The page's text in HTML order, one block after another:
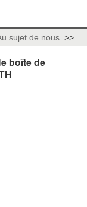
sujet de nous >>
boîte de